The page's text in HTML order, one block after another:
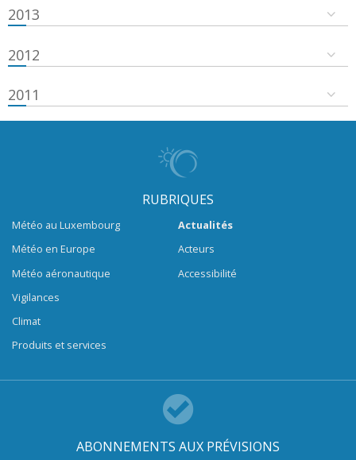
2013
2012
2011
RUBRIQUES
Météo au Luxembourg
Météo en Europe
Météo aéronautique
Vigilances
Climat
Produits et services
Actualités
Acteurs
Accessibilité
ABONNEMENTS AUX PRÉVISIONS